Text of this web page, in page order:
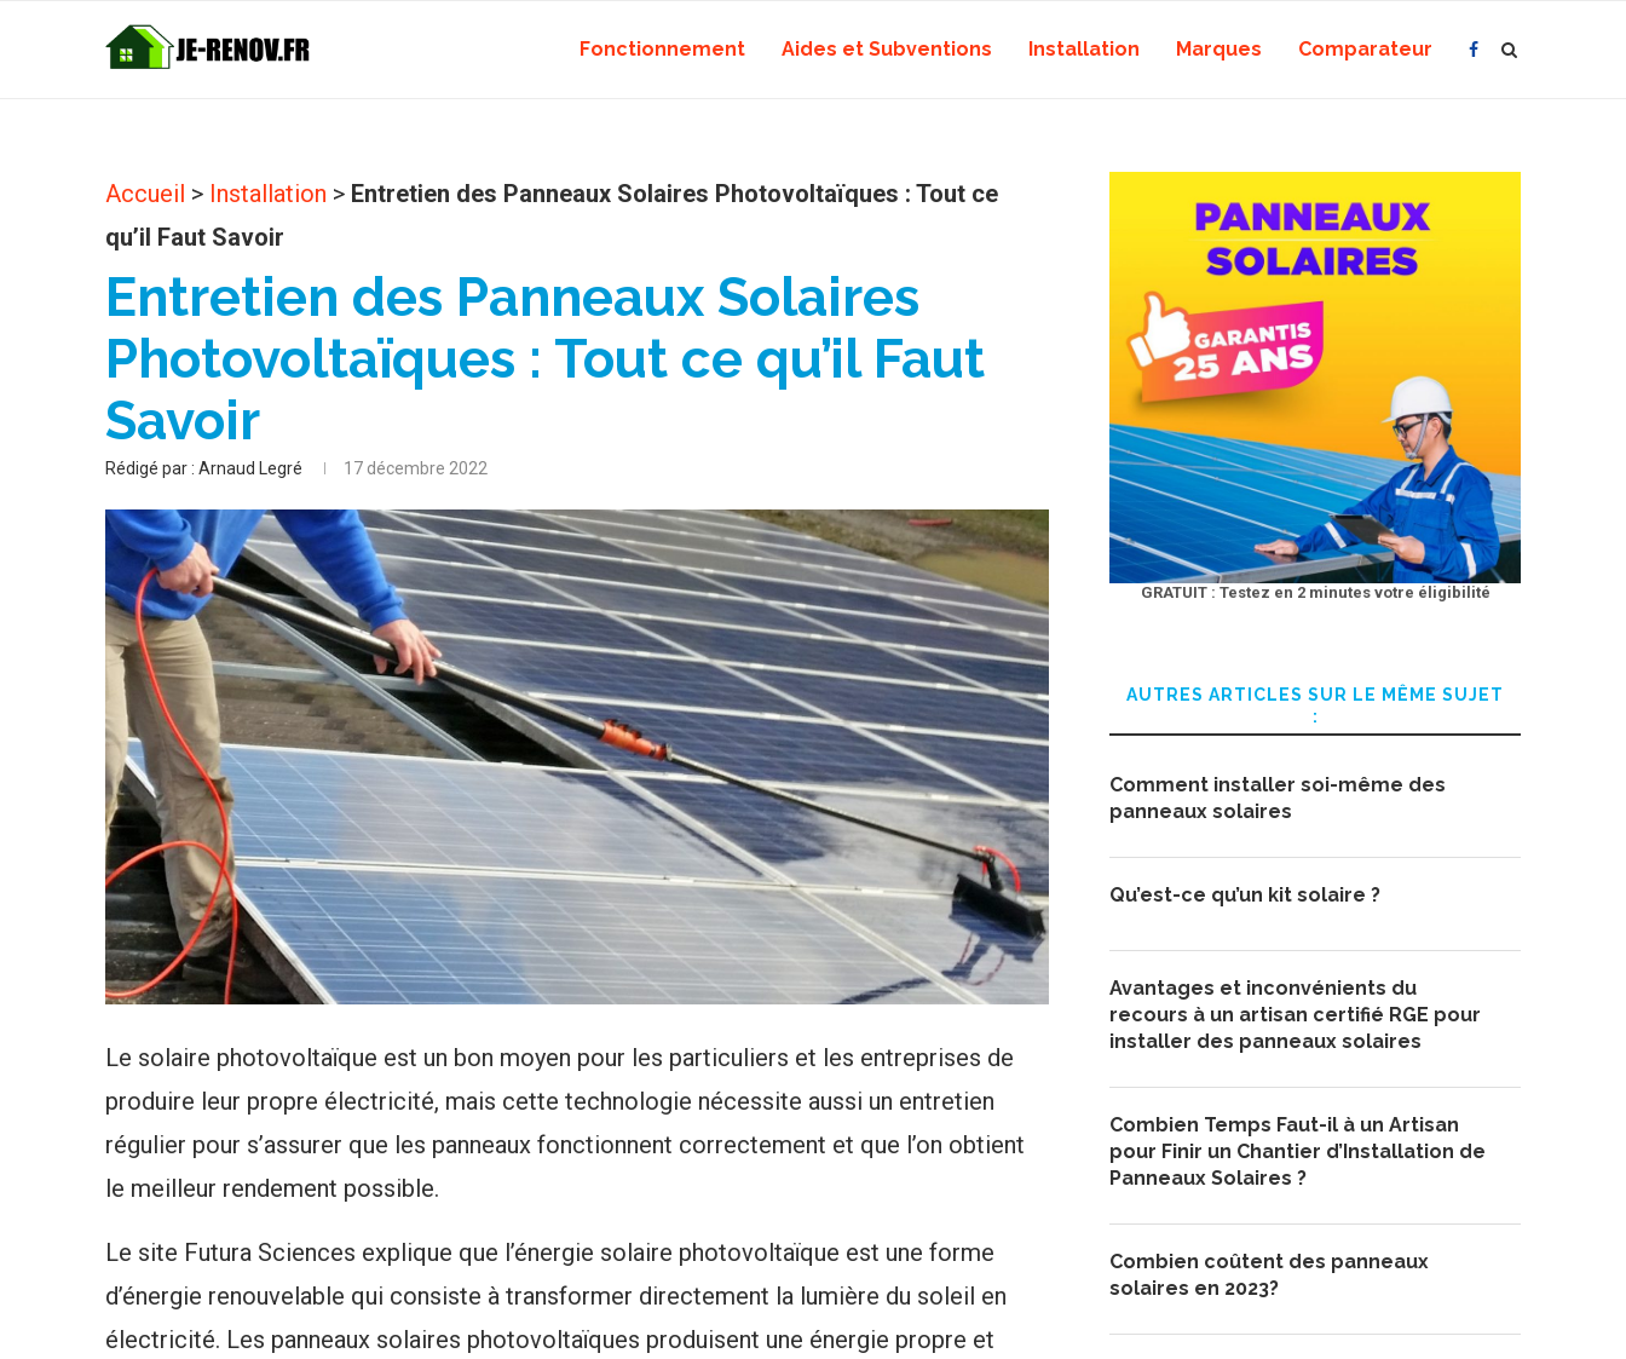
Fonctionnement Aides et Subventions Installation Marques Comparateur
Accueil > Installation > Entretien des Panneaux Solaires Photovoltaïques : Tout ce
qu’il Faut Savoir
Entretien des Panneaux Solaires
Photovoltaïques : Tout ce qu’il Faut
Savoir
Rédigé par : Arnaud Legré 17 décembre 2022
Le solaire photovoltaïque est un bon moyen pour les particuliers et les entreprises de
produire leur propre électricité, mais cette technologie nécessite aussi un entretien
régulier pour s’assurer que les panneaux fonctionnent correctement et que l’on obtient
le meilleur rendement possible.
Le site Futura Sciences explique que l’énergie solaire photovoltaïque est une forme
d’énergie renouvelable qui consiste à transformer directement la lumière du soleil en
électricité. Les panneaux solaires photovoltaïques produisent une énergie propre et
GRATUIT : Testez en 2 minutes votre éligibilité
AUTRES ARTICLES SUR LE MÊME SUJET
:
Comment installer soi-même des
panneaux solaires
Qu’est-ce qu’un kit solaire ?
Avantages et inconvénients du
recours à un artisan certifié RGE pour
installer des panneaux solaires
Combien Temps Faut-il à un Artisan
pour Finir un Chantier d’Installation de
Panneaux Solaires ?
Combien coûtent des panneaux
solaires en 2023?